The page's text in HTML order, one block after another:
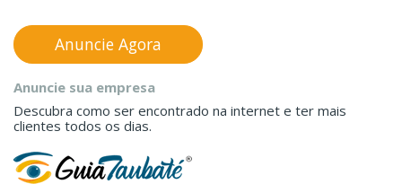
Anuncie sua empresa
Descubra como ser encontrado na internet e ter mais
clientes todos os dias.
Anuncie Agora